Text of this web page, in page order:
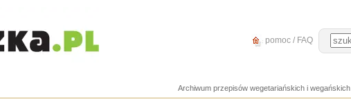
pomoc / FAQ
Archiwum przepisów wegetariańskich i wegańskich